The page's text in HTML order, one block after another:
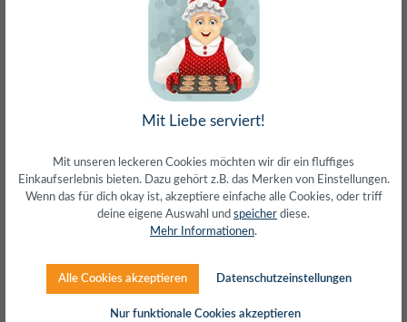
Regulärer Preis:
35,23 €
Mit Liebe serviert!
Mit unseren leckeren Cookies möchten wir dir ein fluffiges
Einkaufserlebnis bieten. Dazu gehört z.B. das Merken von Einstellungen.
Wenn das für dich okay ist, akzeptiere einfache alle Cookies, oder triff
deine eigene Auswahl und speicher diese.
Mehr Informationen.
Alle Cookies akzeptieren Datenschutzeinstellungen
Nur funktionale Cookies akzeptieren